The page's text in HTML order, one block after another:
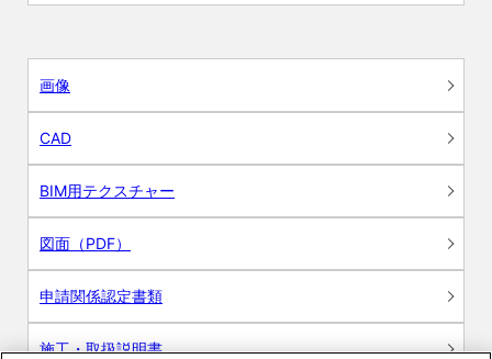
画像
CAD
BIM用テクスチャー
図面（PDF）
申請関係認定書類
施工・取扱説明書